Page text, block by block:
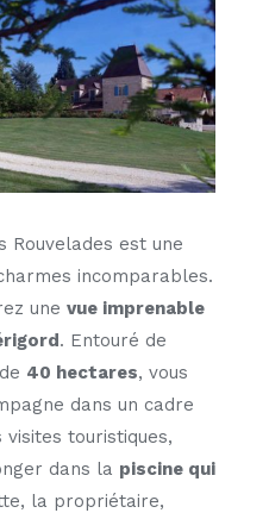
Rouvelades est une
incomparables.
une vue imprenable
. Entouré de
40 hectares, vous
dans un cadre
visites touristiques,
dans la piscine qui
la propriétaire,